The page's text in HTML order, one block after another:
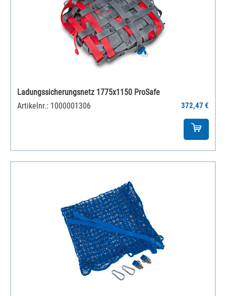
Ladungssicherungsnetz 1775x1150 ProSafe
Artikelnr.: 1000001306
372,47 €